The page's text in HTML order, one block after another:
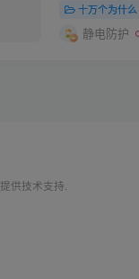
十万个为什么
静电防护
提供技术支持.